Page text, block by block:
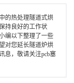
新闻中心
联系鑫金晖
的热处理隧道式烘
持良好的工作状
编以下整理了一些
对您延长隧道炉烘
息，敬请关注pcb塞